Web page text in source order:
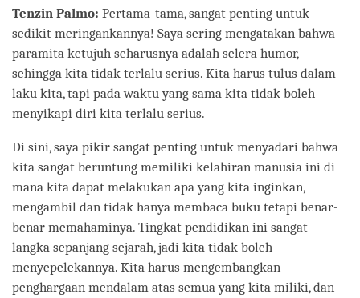
Tenzin Palmo: Pertama-tama, sangat penting untuk
sedikit meringankannya! Saya sering mengatakan bahwa
paramita ketujuh seharusnya adalah selera humor,
sehingga kita tidak terlalu serius. Kita harus tulus dalam
laku kita, tapi pada waktu yang sama kita tidak boleh
menyikapi diri kita terlalu serius.
Di sini, saya pikir sangat penting untuk menyadari bahwa
kita sangat beruntung memiliki kelahiran manusia ini di
mana kita dapat melakukan apa yang kita inginkan,
mengambil dan tidak hanya membaca buku tetapi benar-
benar memahaminya. Tingkat pendidikan ini sangat
langka sepanjang sejarah, jadi kita tidak boleh
menyepelekannya. Kita harus mengembangkan
penghargaan mendalam atas semua yang kita miliki, dan